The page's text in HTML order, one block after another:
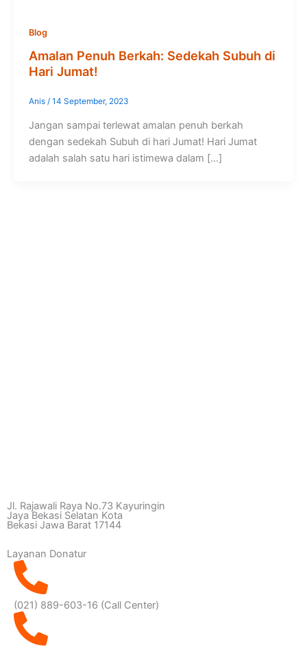
Blog
Amalan Penuh Berkah: Sedekah Subuh di
Hari Jumat!
Anis / 14 September, 2023
Jangan sampai terlewat amalan penuh berkah
dengan sedekah Subuh di hari Jumat! Hari Jumat
adalah salah satu hari istimewa dalam […]
Jl. Rajawali Raya No.73 Kayuringin
Jaya Bekasi Selatan Kota
Bekasi Jawa Barat 17144
Layanan Donatur
(021) 889-603-16 (Call Center)